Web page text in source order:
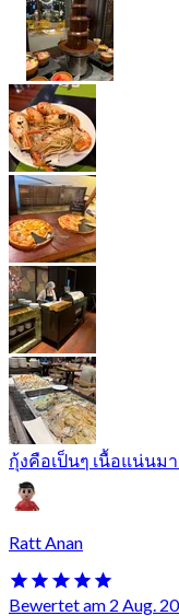
กุ้งคือเป็นๆ เนื้อแน่น
Ratt Anan
Bewertet am 2 Aug.